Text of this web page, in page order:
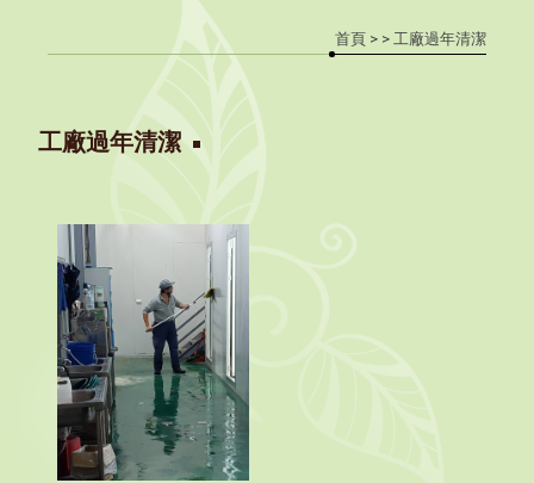
首頁> > 工廠過年清潔
工廠過年清潔